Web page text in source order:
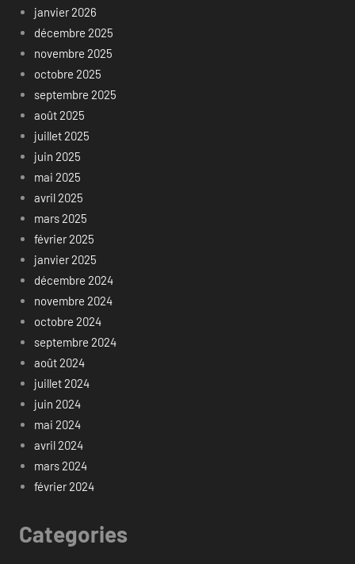
janvier 2026
décembre 2025
novembre 2025
octobre 2025
septembre 2025
août 2025
juillet 2025
juin 2025
mai 2025
avril 2025
mars 2025
février 2025
janvier 2025
décembre 2024
novembre 2024
octobre 2024
septembre 2024
août 2024
juillet 2024
juin 2024
mai 2024
avril 2024
mars 2024
février 2024
Categories